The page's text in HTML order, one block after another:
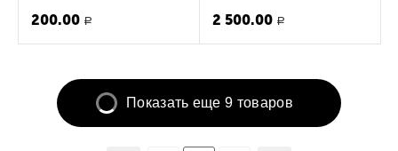
200.00 Р 2 500.00 Р
Показать еще 9 товаров